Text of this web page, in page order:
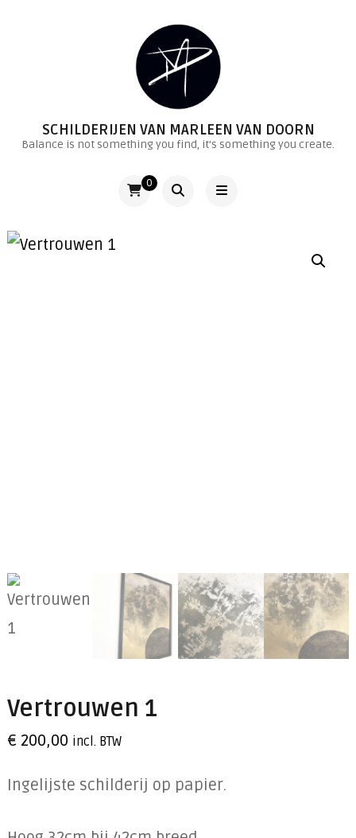
SCHILDERIJEN VAN MARLEEN VAN DOORN
Balance is not something you find, it's something you create.
0
Vertrouwen 1
€200,00 incl. BTW
Ingelijste schilderij op papier.